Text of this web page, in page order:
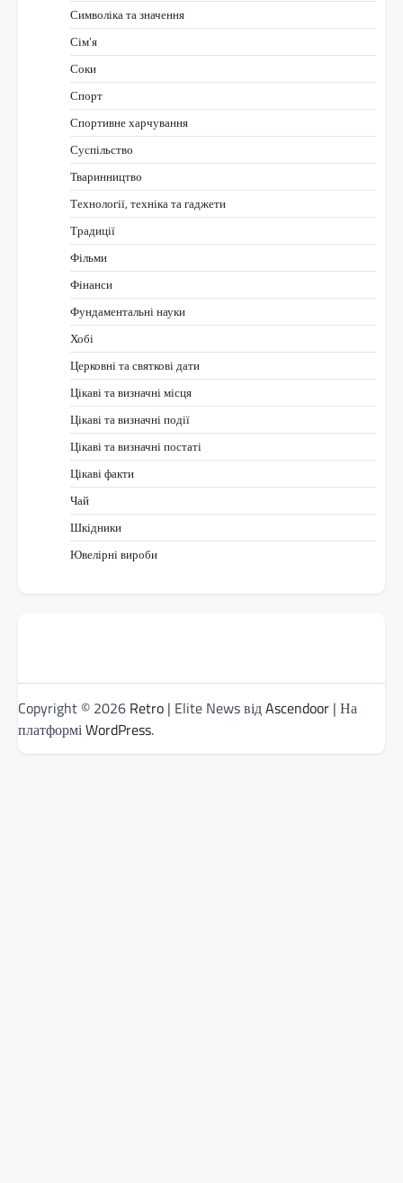
Символіка та значення
Сім’я
Соки
Спорт
Спортивне харчування
Суспільство
Тваринництво
Технології, техніка та гаджети
Традиції
Фільми
Фінанси
Фундаментальні науки
Хобі
Церковні та святкові дати
Цікаві та визначні місця
Цікаві та визначні події
Цікаві та визначні постаті
Цікаві факти
Чай
Шкідники
Ювелірні вироби
Copyright © 2026 Retro | Elite News відAscendoor | На
платформіWordPress.